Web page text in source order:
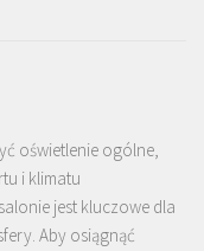
oświetlenie ogólne,
i klimatu
jest kluczowe dla
Aby osiągnąć